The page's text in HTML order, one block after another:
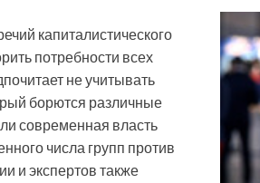
капиталистического
потребности всех
не учитывать
борются различные
современная власть
числа групп против
и экспертов также